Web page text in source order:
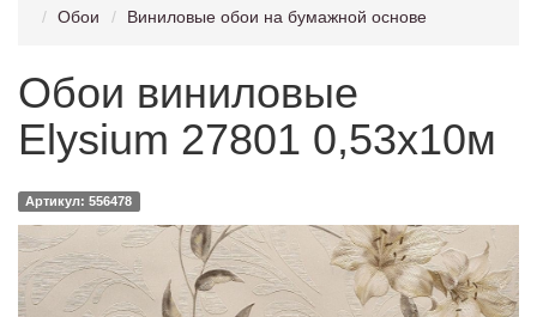
Обои
Виниловые обои на бумажной основе
Обои виниловые
Elysium 27801 0,53х10м
Артикул: 556478